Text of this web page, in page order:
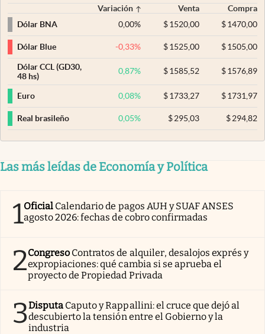
Variación Venta
Compra
Dólar BNA
0,00% $ 1520,00 $1470,00
Dólar Blue -0,33% $ 1525,00 $1505,00
Dólar CCL (GD30,
48 hs)
0,87% $ 1585,52 $1576,89
Euro 0,08% $ 1733,27 $1731,97
Real brasileño 0,05% $ 295,03 $294,82
Las más leídas de Economía y Política
1Oficial Calendario de pagos AUH y SUAF ANSES
agosto 2026: fechas de cobro confirmadas
2Congreso Contratos de alquiler, desalojos exprés y
expropiaciones: qué cambia si se aprueba el
proyecto de Propiedad Privada
3Disputa Caputo y Rappallini: el cruce que dejó al
descubierto la tensión entre el Gobierno y la
industria